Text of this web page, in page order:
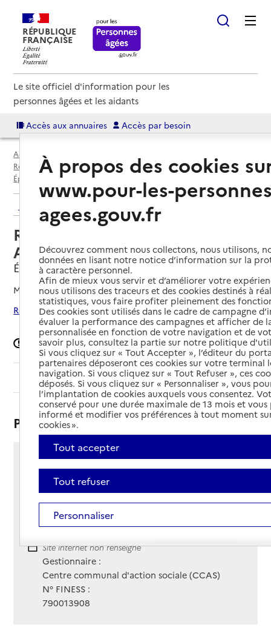
RÉPUBLIQUE
FRANÇAISE
Le site officiel d'information pour les
personnes âgées et les aidants
Accès aux annuaires Accès par besoin
Accueil
Résidences autonomie par département
Deux-Sèvres (79)
Épannes
Résidence autonomie Les Amandiers
Retour aux résultats de l'annuaire
Résidence autonomie Les
Amandiers
Épannes, DEUX-SEVRES
Mis à jour le08/09/2024
Rechercher les établissements autour de Épannes
Signaler une erreur
Sommaire
Présentation
79270 - Épannes
Voir itinéraire
Téléphone :
05 49 04 99 11
Site Internet
Site internet non renseigné
Gestionnaire :
Centre communal d'action sociale (CCAS)
N° FINESS :
790013908
À propos des cookies
www.pour-les-
agees.gouv.fr
Découvrez comment nous collectons, nous utilisons,
données en lisant notre notice d’information sur la
à caractère personnel.
Afin de mieux vous servir et d’améliorer votre
nous utilisons des traceurs et des cookies destinés à
statistiques, vous faire profiter pleinement des
Des cookies sont utilisés dans le cadre de campagne
évaluer la performance des campagnes et afficher de
personnalisée en fonction de votre navigation et de
savoir plus, consultez la partie sur notre politique
Si vous cliquez sur « Tout Accepter », l’éditeur du
partenaires déposeront ces cookies sur votre terminal
navigation. Si vous cliquez sur « Tout Refuser », ces
déposés. Si vous cliquez sur « Personnaliser », vous
l’implantation de cookies auxquels vous consentez.
conservé pour une durée maximale de 13 mois et
informé et modifier vos préférences à tout moment
cookies ».
Tout accepter
Tout refuser
Personnaliser